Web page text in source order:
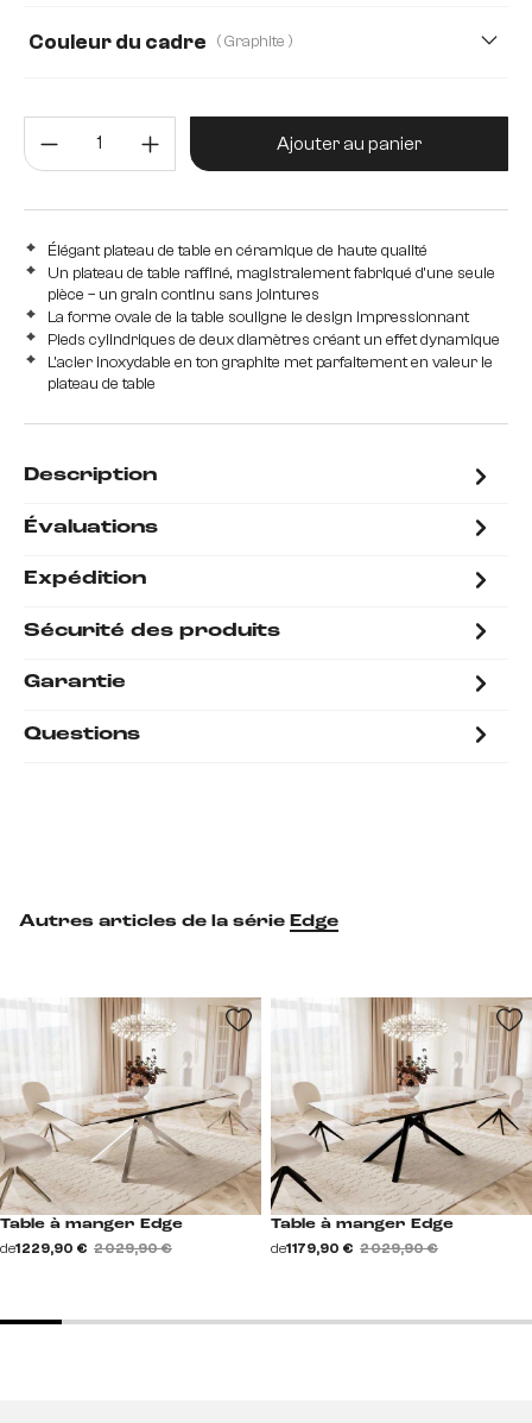
Couleur du cadre ( Graphite )
Quantité de produit : Entrez la
Ajouter au panier
Élégant plateau de table en céramique de haute qualité
Un plateau de table raffiné, magistralement fabriqué d'une seule
pièce – un grain continu sans jointures
La forme ovale de la table souligne le design impressionnant
Pieds cylindriques de deux diamètres créant un effet dynamique
L'acier inoxydable en ton graphite met parfaitement en valeur le
plateau de table
Description
Évaluations
Expédition
Sécurité des produits
Garantie
Questions
Autres articles de la série Edge
Table à manger Edge
de1 229,90 € 2 029,90 €
Table à manger Edge
de1 179,90 € 2 029,90 €